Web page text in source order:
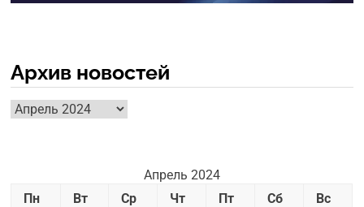
Архив новостей
Архив
новостей
Апрель 2024
Пн
Вт Ср Чт Пт Сб
Вс